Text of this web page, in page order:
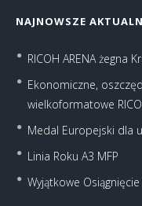
NAJNOWSZE
RICOH ARENA żegna
Ekonomiczne,
wielkoformatowe
Medal Europejski dla
Linia Roku A3 MFP
Wyjątkowe